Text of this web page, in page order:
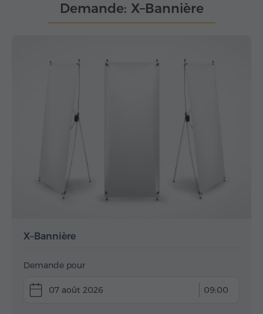
Demande: X–Bannière
X–Bannière
Demande pour
07 août 2026 09:00